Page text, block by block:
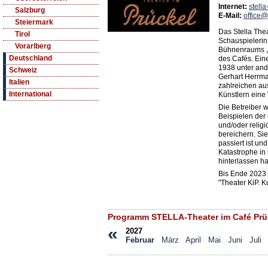
Salzburg
Steiermark
Tirol
Vorarlberg
Deutschland
Schweiz
Italien
International
Internet:
E-Mail:
Das Stella
Bühnenraums
des Cafés.
1938 unter
Gerhart
zahlreichen
Künstlern eine
Die Betreiber
Beispielen
und/oder
bereichern.
passiert ist
Katastrophe
hinterlassen
Bis Ende
"Theater KiP.
Programm STELLA-Theater im Café
«
2027
Februar
März April Mai Juni Juli